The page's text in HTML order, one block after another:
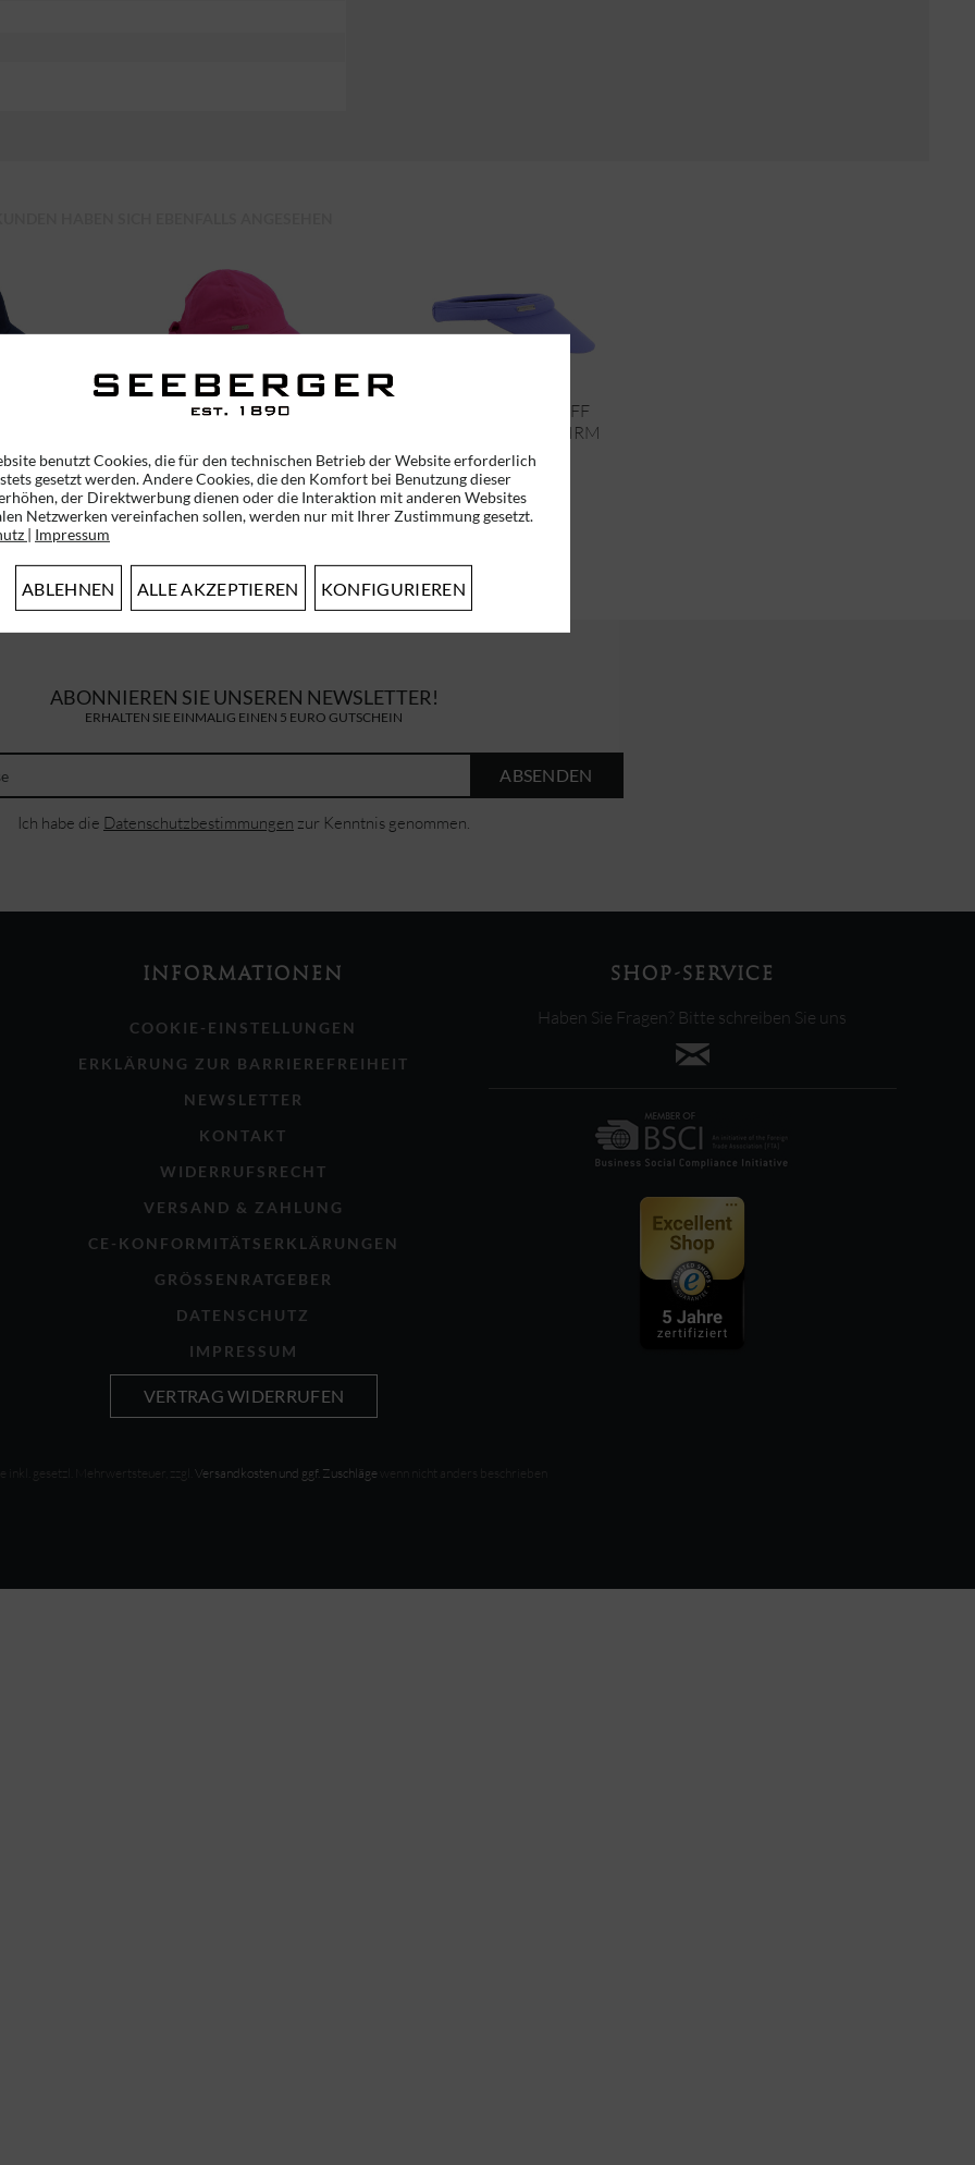
1
BAUMWOLLSTOFF
SCHLEIFE 468796-0
29,95 € *
BAUMWOLLSTOFF
STECKBLENDSCHIRM
468208-0
19,95 € *
ABONNIEREN SIE UNSEREN NEWSLETTER!
ERHALTEN SIE EINMALIG EINEN 5 EURO GUTSCHEIN
ABSENDEN
Ich habe die Datenschutzbestimmungen zur Kenntnis genommen.
INFORMATIONEN
COOKIE-EINSTELLUNGEN
ERKLÄRUNG ZUR BARRIEREFREIHEIT
NEWSLETTER
KONTAKT
WIDERRUFSRECHT
VERSAND & ZAHLUNG
CE-KONFORMITÄTSERKLÄRUNGEN
GRÖSSENRATGEBER
DATENSCHUTZ
IMPRESSUM
VERTRAG WIDERRUFEN
SHOP-SERVICE
Haben Sie Fragen? Bitte schreiben Sie uns
inkl. gesetzl. Mehrwertsteuer, zzgl. Versandkosten und ggf. Zuschläge wenn nicht anders beschrieben
benutzt Cookies, die für den technischen Betrieb der Website erforderlich
gesetzt werden. Andere Cookies, die den Komfort bei Benutzung dieser
der Direktwerbung dienen oder die Interaktion mit anderen Websites
Netzwerken vereinfachen sollen, werden nur mit Ihrer Zustimmung gesetzt.
| Impressum
ABLEHNEN ALLE AKZEPTIEREN KONFIGURIEREN